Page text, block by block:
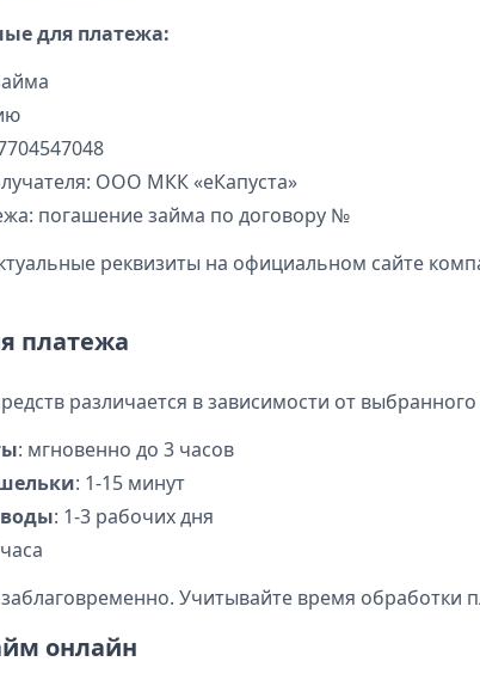
для платежа:
ООО МКК «еКапуста»
погашение займа по договору №
реквизиты на официальном сайте
платежа
различается в зависимости от
: мгновенно до 3 часов
: 1-15 минут
: 1-3 рабочих дня
Учитывайте время обработки
онлайн